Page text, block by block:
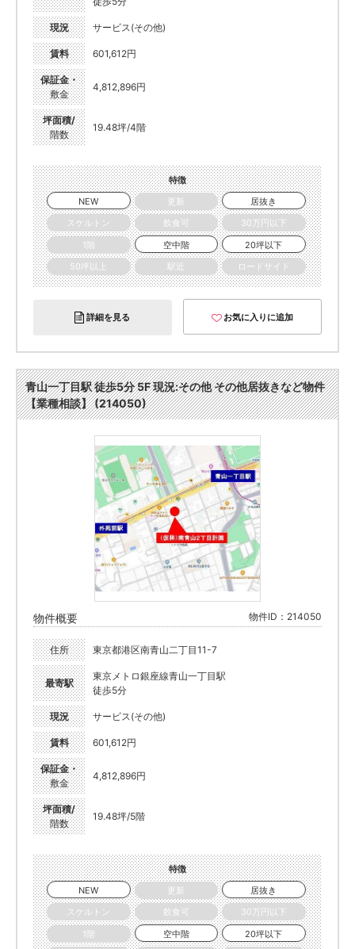
現況 サービス(その他)
賃料 601,612円
保証金・
敷金
4,812,896円
坪面積/
階数
19.48坪/4階
特徴
NEW
更新
居抜き
スケルトン
飲食可
30万円以下
1階
空中階
20坪以下
50坪以上
駅近 ロードサイド
詳細を見る お気に入りに追加
青山一丁目駅 徒歩5分 5F 現況:その他 その他居抜きなど物件
【業種相談】 (214050)
物件概要 物件ID：214050
住所 東京都港区南青山二丁目11-7
最寄駅
東京メトロ銀座線青山一丁目駅
徒歩5分
現況 サービス(その他)
賃料 601,612円
保証金・
敷金
4,812,896円
坪面積/
階数
19.48坪/5階
特徴
NEW
更新
居抜き
スケルトン
飲食可
30万円以下
1階
空中階
20坪以下